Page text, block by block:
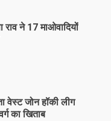
ने 17 माओवादियों
वेस्ट जोन हॉकी लीग
का खिताब